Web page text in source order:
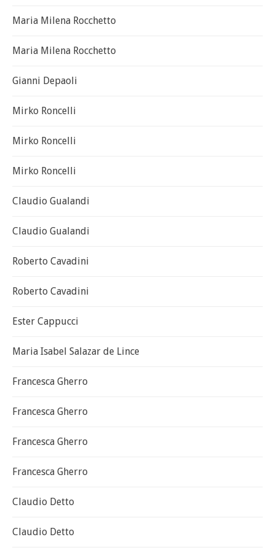
Maria Milena Rocchetto
Maria Milena Rocchetto
Gianni Depaoli
Mirko Roncelli
Mirko Roncelli
Mirko Roncelli
Claudio Gualandi
Claudio Gualandi
Roberto Cavadini
Roberto Cavadini
Ester Cappucci
Maria Isabel Salazar de Lince
Francesca Gherro
Francesca Gherro
Francesca Gherro
Francesca Gherro
Claudio Detto
Claudio Detto